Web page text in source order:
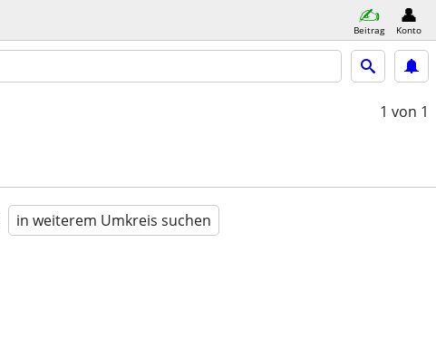
Beitrag Konto
1 von 1
in weiterem Umkreis suchen